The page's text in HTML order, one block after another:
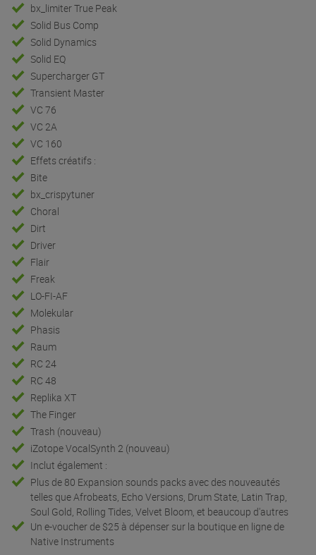
bx_limiter True Peak
Solid Bus Comp
Solid Dynamics
Solid EQ
Supercharger GT
Transient Master
VC 76
VC 2A
VC 160
Effets créatifs :
Bite
bx_crispytuner
Choral
Dirt
Driver
Flair
Freak
LO-FI-AF
Molekular
Phasis
Raum
RC 24
RC 48
Replika XT
The Finger
Trash (nouveau)
iZotope VocalSynth 2 (nouveau)
Inclut également :
Plus de 80 Expansion sounds packs avec des nouveautés
telles que Afrobeats, Echo Versions, Drum State, Latin Trap,
Soul Gold, Rolling Tides, Velvet Bloom, et beaucoup d'autres
Un e-voucher de $25 à dépenser sur la boutique en ligne de
Native Instruments